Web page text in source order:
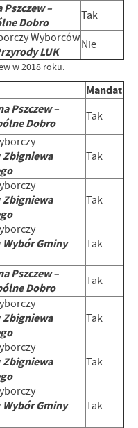
Pszczew –
Dobro
Tak
Wyborców
LUK Nie
w 2018 roku.
Mandat
Pszczew –
Dobro
Tak
Zbigniewa
Tak
Zbigniewa
Tak
Wybór Gminy
Tak
Pszczew –
Dobro
Tak
Zbigniewa
Tak
Zbigniewa
Tak
Wybór Gminy
Tak